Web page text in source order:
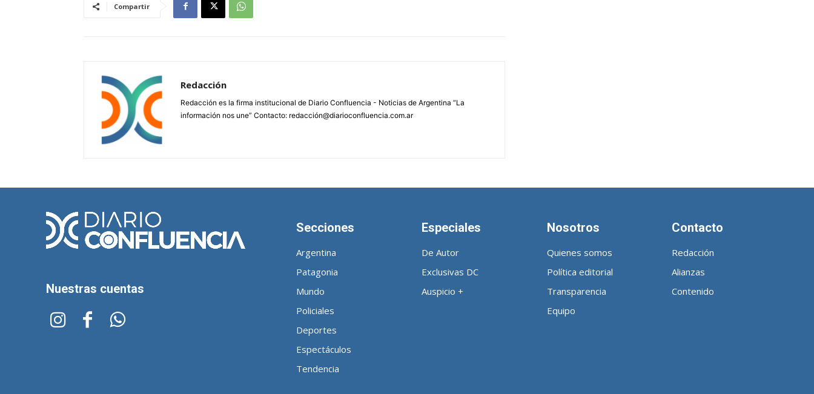
Compartir
Redacción
Redacción es la firma institucional de Diario Confluencia - Noticias de Argentina “La
información nos une” Contacto: redacción@diarioconfluencia.com.ar
Nuestras cuentas
Secciones
Argentina
Patagonia
Mundo
Policiales
Deportes
Espectáculos
Tendencia
Especiales
De Autor
Exclusivas DC
Auspicio +
Nosotros
Quienes somos
Política editorial
Transparencia
Equipo
Contacto
Redacción
Alianzas
Contenido